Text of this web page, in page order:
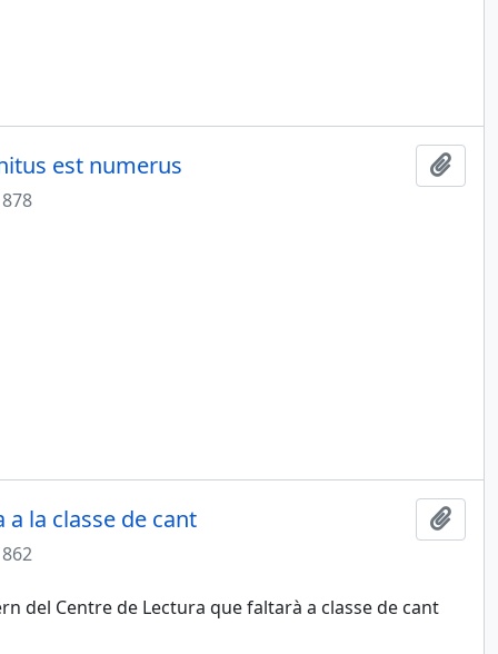
est numerus
Add
la classe de cant
Add
del Centre de Lectura que faltarà a classe de cant